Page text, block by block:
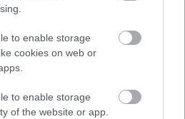
to enable storage
cookies on web or
to enable storage
of the website or app.